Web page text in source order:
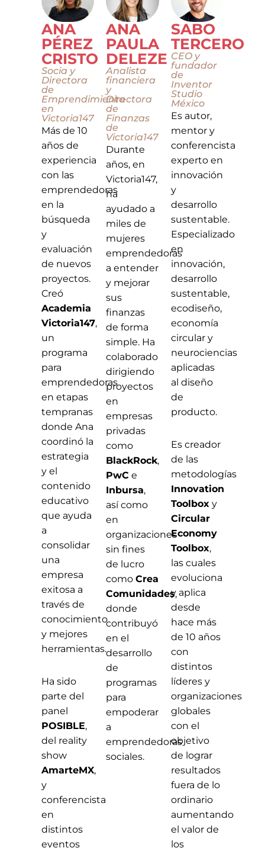
ANA
PÉREZ
CRISTO
Socia y
Directora
de
Emprendimiento
en
Victoria147
Más de 10
años de
experiencia
con las
emprendedoras
en la
búsqueda
y
evaluación
de nuevos
proyectos.
Creó
Academia
Victoria147,
un
programa
para
emprendedoras
en etapas
tempranas
donde Ana
coordinó la
estrategia
y el
contenido
educativo
que ayuda
a
consolidar
una
empresa
exitosa a
través de
conocimiento
y mejores
herramientas.
Ha sido
parte del
panel
POSIBLE,
del reality
show
AmarteMX,
y
conferencista
en
distintos
eventos
ANA
PAULA
DELEZE
Analista
financiera
y
Directora
de
Finanzas
de
Victoria147
Durante
años, en
Victoria147,
ha
ayudado a
miles de
mujeres
emprendedoras
a entender
y mejorar
sus
finanzas
de forma
simple. Ha
colaborado
dirigiendo
proyectos
en
empresas
privadas
como
BlackRock,
PwC e
Inbursa,
así como
en
organizaciones
sin fines
de lucro
comoCrea
Comunidades,
donde
contribuyó
en el
desarrollo
de
programas
para
empoderar
a
emprendedoras
sociales.
SABO
TERCERO
CEO y
fundador
de
Inventor
Studio
México
Es autor,
mentor y
conferencista
experto en
innovación
y
desarrollo
sustentable.
Especializado
en
innovación,
desarrollo
sustentable,
ecodiseño,
economía
circular y
neurociencias
aplicadas
al diseño
de
producto.
Es creador
de las
metodologías
Innovation
Toolboxy
Circular
Economy
Toolbox,
las cuales
evoluciona
y aplica
desde
hace más
de 10 años
con
distintos
líderes y
organizaciones
globales
con el
objetivo
de lograr
resultados
fuera de lo
ordinario
aumentando
el valor de
los